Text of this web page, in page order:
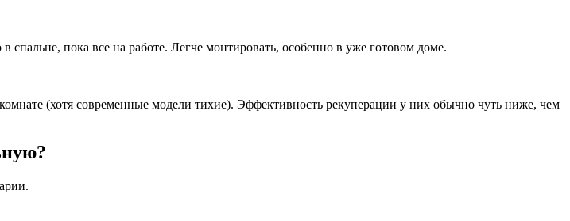
пока все на работе. Легче монтировать, особенно в уже готовом доме.
(хотя современные модели тихие). Эффективность рекуперации у них обычно чуть ниже, чем